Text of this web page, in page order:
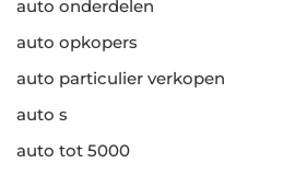
auto onderdelen
auto opkopers
auto particulier verkopen
auto s
auto tot 5000